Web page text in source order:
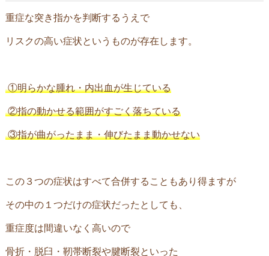
重症な突き指かを判断するうえで
リスクの高い症状というものが存在します。
①明らかな腫れ・内出血が生じている
②指の動かせる範囲がすごく落ちている
③指が曲がったまま・伸びたまま動かせない
この３つの症状はすべて合併することもあり得ますが
その中の１つだけの症状だったとしても、
重症度は間違いなく高いので
骨折・脱臼・靭帯断裂や腱断裂といった